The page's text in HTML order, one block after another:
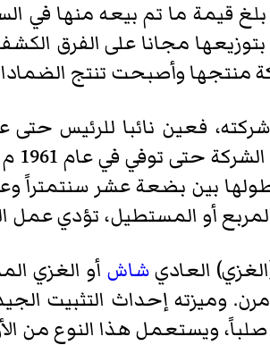
أو المستطيل، تؤدي عمل
العاديشاش أو الغزي
إحداث التثبيت
صلباً، ويستعمل هذا النوع